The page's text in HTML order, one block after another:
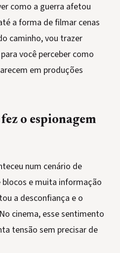
como a guerra afetou
a forma de filmar cenas
caminho, vou trazer
você perceber como
em produções
o espionagem
num cenário de
e muita informação
a desconfiança e o
cinema, esse sentimento
tensão sem precisar de